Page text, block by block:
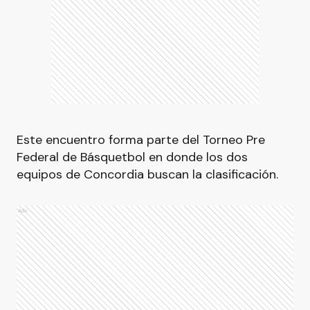
Este encuentro forma parte del Torneo Pre
Federal de Básquetbol en donde los dos
equipos de Concordia buscan la clasificación.
Ads